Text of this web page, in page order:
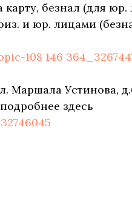
безнал (для юр.
и юр. лицами
108 146
Маршала Устинова,
здесь